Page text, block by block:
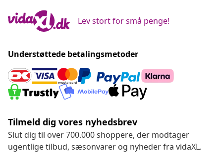
Lev stort for små penge!
Understøttede betalingsmetoder
Tilmeld dig vores nyhedsbrev
Slut dig til over 700.000 shoppere, der modtager
ugentlige tilbud, sæsonvarer og nyheder fra vidaXL.